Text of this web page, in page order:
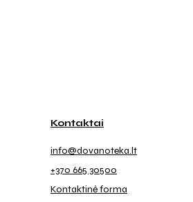
Kontaktai
info@dovanoteka.lt
+370 665 30500
Kontaktinė forma